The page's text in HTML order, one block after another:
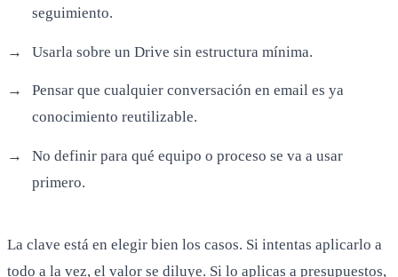
seguimiento.
Usarla sobre un Drive sin estructura mínima.
Pensar que cualquier conversación en email es ya
conocimiento reutilizable.
No definir para qué equipo o proceso se va a usar
primero.
La clave está en elegir bien los casos. Si intentas aplicarlo a
todo a la vez, el valor se diluye. Si lo aplicas a presupuestos,